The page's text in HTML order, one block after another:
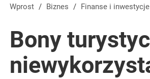
paragonów grozy. Tak restauratorzy
i AliExpress już nie takie atrakcyjne.
Wprost / Biznes / Finanse i inwestycje
Bony